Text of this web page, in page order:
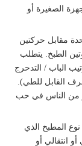
الصغيرة أو
مقابل حركتين
الطبخ. يتطلب
الباب / التدحرج
القابل للطي).
من الناس في حب
المطبخ الذي
انتقالي أو